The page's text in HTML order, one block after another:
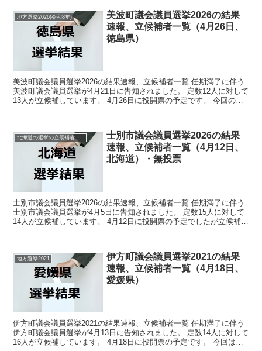
地方選挙2026(令和8年)
美波町議会議員選挙2026の結果
速報、立候補者一覧（4月26日、
徳島県）
美波町議会議員選挙2026の結果速報、立候補者一覧 任期満了に伴う
美波町議会議員選挙が4月21日に告知されました。 定数12人に対して
13人が立候補しています。 4月26日に投開票の予定です。 今回の記
北海道の選挙の立候補者と結果速報一覧
士別市議会議員選挙2026の結果
速報、立候補者一覧（4月12日、
北海道）・無投票
士別市議会議員選挙2026の結果速報、立候補者一覧 任期満了に伴う
士別市議会議員選挙が4月5日に告知されました。 定数15人に対して
14人が立候補しています。 4月12日に投開票の予定でしたが立候補者
地方選挙2021
伊方町議会議員選挙2021の結果
速報、立候補者一覧（4月18日、
愛媛県）
伊方町議会議員選挙2021の結果速報、立候補者一覧 任期満了に伴う
伊方町議会議員選挙が4月13日に告知されました。 定数14人に対して
16人が立候補しています。 4月18日に投開票の予定です。 今回はこ